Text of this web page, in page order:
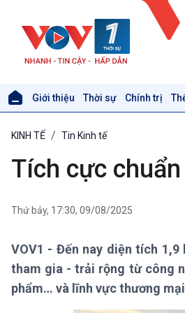
Giới thiệu Thời sự Chính trị
Xã hội
KINH TẾ Tin Kinh tế
Tích cực
Thứ bảy, 17:30, 09/08/2025
VOV1 - Đến nay diện tích
tham gia - trải rộng từ công
phẩm… và lĩnh vực thương